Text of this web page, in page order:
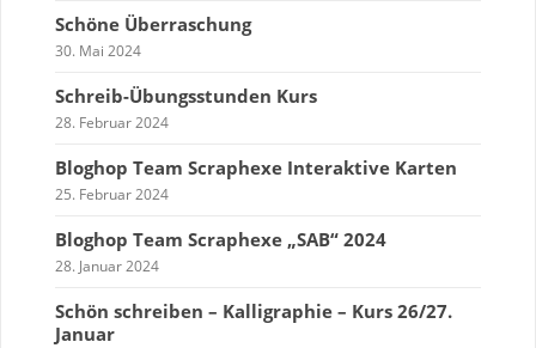
Schöne Überraschung
30. Mai 2024
Schreib-Übungsstunden Kurs
28. Februar 2024
Bloghop Team Scraphexe Interaktive Karten
25. Februar 2024
Bloghop Team Scraphexe „SAB“ 2024
28. Januar 2024
Schön schreiben – Kalligraphie – Kurs 26/27.
Januar